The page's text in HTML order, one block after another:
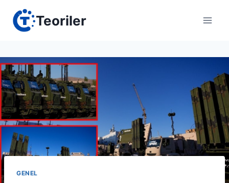
content
Teoriler
GENEL